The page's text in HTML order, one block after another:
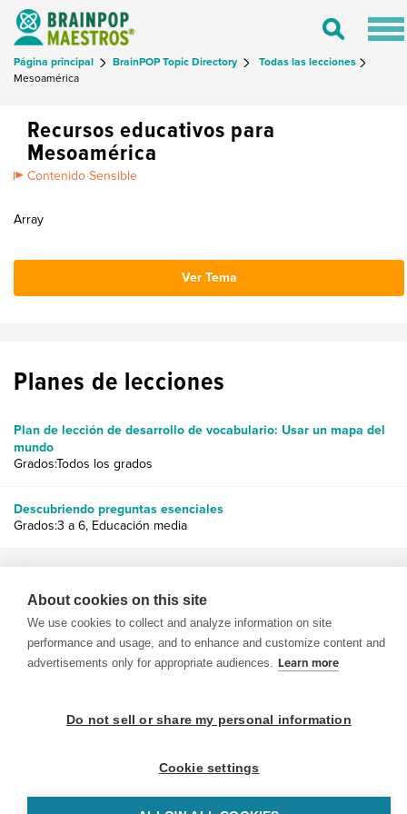
Toggle
Página principal BrainPOP Topic Directory
Todas las lecciones
Mesoamérica
Recursos educativos para
Mesoamérica
Contenido Sensible
Array
Ver Tema
Planes de lecciones
Plan de lección de desarrollo de vocabulario: Usar un mapa del
mundo
Grados:Todos los grados
Descubriendo preguntas esenciales
Grados:3 a 6, Educación media
© 1999-2026 BrainPOP. Todos los derechos reservados.
About cookies on this site
We use cookies to collect and analyze information on site
performance and usage, and to enhance and customize content and
advertisements only for appropriate audiences. Learn more
Do not sell or share my personal information
Cookie settings